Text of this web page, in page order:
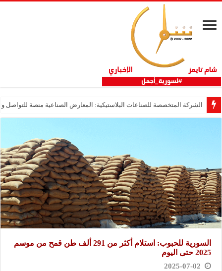
الشركة المتخصصة للصناعات البلاستيكية: المعارض الصناعية منصة للتواصل
السورية للحبوب: استلام أكثر من 291 ألف طن قمح من موسم
2025 حتى اليوم
2025-07-02